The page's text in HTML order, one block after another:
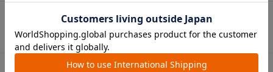
オーラルケア
（お口のケア）
ベビートイ